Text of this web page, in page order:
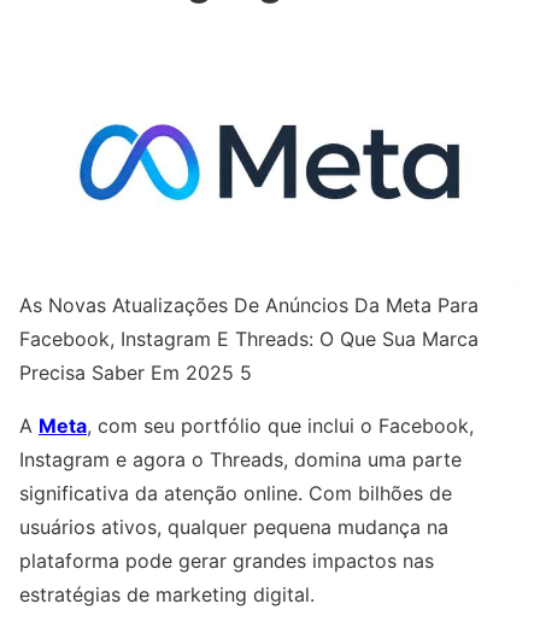
As Novas Atualizações De Anúncios Da Meta Para
Facebook, Instagram E Threads: O Que Sua Marca
Precisa Saber Em 2025 5
A Meta, com seu portfólio que inclui o Facebook,
Instagram e agora o Threads, domina uma parte
significativa da atenção online. Com bilhões de
usuários ativos, qualquer pequena mudança na
plataforma pode gerar grandes impactos nas
estratégias de marketing digital.